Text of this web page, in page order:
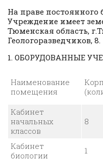
На праве постоянного
Учреждение имеет
Тюменская область,
Геологоразведчиков, 8.
1. ОБОРУДОВАННЫЕ
Наименование
помещения
Кабинет
начальных
классов
8
Кабинет
биологии
1